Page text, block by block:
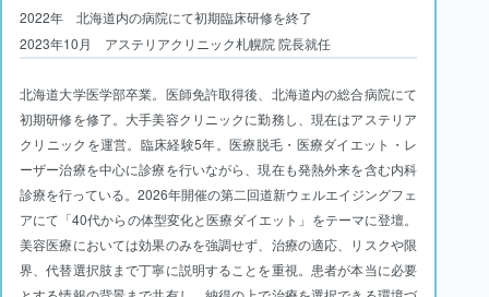
2022年 北海道内の病院にて初期臨床研修を終了
2023年10月 アステリアクリニック札幌院 院長就任
北海道大学医学部卒業。医師免許取得後、北海道内の総合病院にて
初期研修を修了。大手美容クリニックに勤務し、現在はアステリア
クリニックを運営。臨床経験5年。医療脱毛・医療ダイエット・レ
ーザー治療を中心に診療を行いながら、現在も発熱外来を含む内科
診療を行っている。2026年開催の第二回道新ウェルエイジングフェ
アにて「40代からの体型変化と医療ダイエット」をテーマに登壇。
美容医療においては効果のみを強調せず、治療の適応、リスクや限
界、代替選択肢まで丁寧に説明することを重視。患者が本当に必要